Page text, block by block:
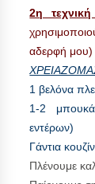
2η
αδερφή μου)
1 βελόνα
1-2
εντέρων)
Γάντια
Πλένουμε